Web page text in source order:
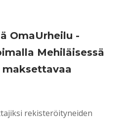
OmaUrheilu -
Mehiläisessä
rekisteröityneiden